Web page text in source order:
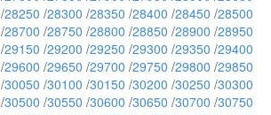
/28250 /28300 /28350 /28400 /28450 /28500
/28700 /28750 /28800 /28850 /28900 /28950
/29150 /29200 /29250 /29300 /29350 /29400
/29600 /29650 /29700 /29750 /29800 /29850
/30050 /30100 /30150 /30200 /30250 /30300
/30500 /30550 /30600 /30650 /30700 /30750